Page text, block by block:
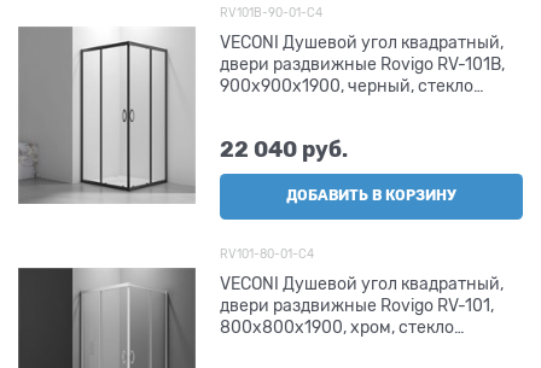
RV101B-90-01-C4
VECONI Душевой угол квадратный,
двери раздвижные Rovigo RV-101B,
900x900x1900, черный, стекло
22 040 руб.
ДОБАВИТЬ В КОРЗИНУ
RV101-80-01-C4
VECONI Душевой угол квадратный,
двери раздвижные Rovigo RV-101,
800x800x1900, хром, стекло